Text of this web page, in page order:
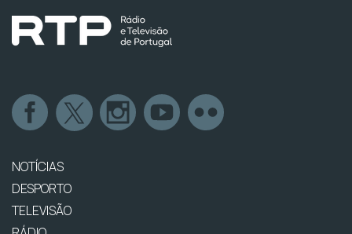
NOTÍCIAS
DESPORTO
TELEVISÃO